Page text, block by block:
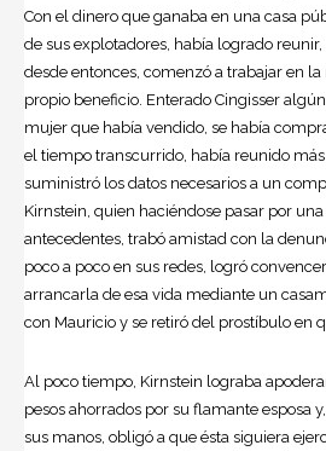
Con el dinero que ganaba en una casa
de sus explotadores, había logrado
desde entonces, comenzó a trabajar en
propio beneficio. Enterado Cingisser
mujer que había vendido, se había
el tiempo transcurrido, había reunido
suministró los datos necesarios a un
Kirnstein, quien haciéndose pasar por
antecedentes, trabó amistad con la
poco a poco en sus redes, logró
arrancarla de esa vida mediante un
con Mauricio y se retiró del prostíbulo en
Al poco tiempo, Kirnstein lograba
pesos ahorrados por su flamante esposa
sus manos, obligó a que ésta siguiera